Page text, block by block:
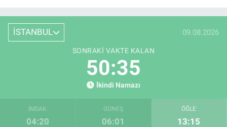
İSTANBUL 09.08.2026
SONRAKI VAKTE KALAN
50:34
İkindi Namazı
İMSAK
04:20
GÜNEŞ
06:01
ÖĞLE
13:15